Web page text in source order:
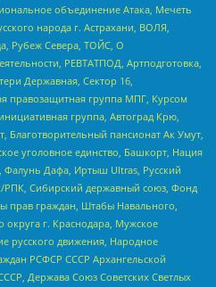
объединение Атака, Мечеть
народа г. Астрахани, ВОЛЯ,
Рубеж Севера, ТОЙС, О
РЕВТАТПОД, Артподготовка,
Державная, Сектор 16,
правозащитная группа МПГ, Курсом
группа, Автоград Крю,
Благотворительный пансионат Ак Умут,
уголовное единство, Башкорт, Нация
Фалунь Дафа, Иртыш Ultras, Русский
РПК, Сибирский державный союз, Фонд
прав граждан, Штабы Навального,
округа г. Краснодара, Мужское
русского движения, Народное
РСФСР СССР Архангельской
Держава Союз Советских Светлых